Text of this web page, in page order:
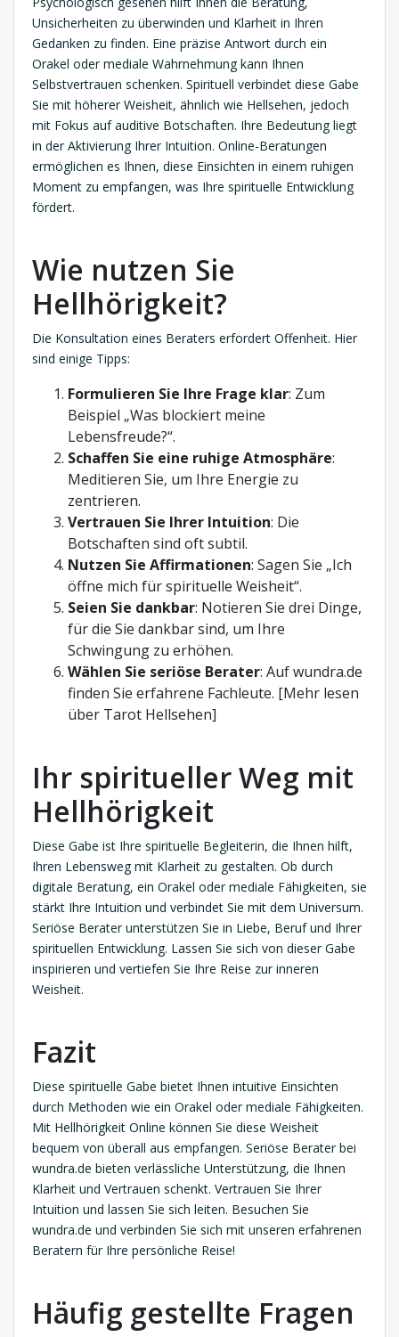
Unsicherheiten zu überwinden und Klarheit in Ihren
Gedanken zu finden. Eine präzise Antwort durch ein
Orakel oder mediale Wahrnehmung kann Ihnen
Selbstvertrauen schenken. Spirituell verbindet diese Gabe
Sie mit höherer Weisheit, ähnlich wie Hellsehen, jedoch
mit Fokus auf auditive Botschaften. Ihre Bedeutung liegt
in der Aktivierung Ihrer Intuition. Online-Beratungen
ermöglichen es Ihnen, diese Einsichten in einem ruhigen
Moment zu empfangen, was Ihre spirituelle Entwicklung
fördert.
Wie nutzen Sie
Hellhörigkeit?
Die Konsultation eines Beraters erfordert Offenheit. Hier
sind einige Tipps:
Formulieren Sie Ihre Frage klar: Zum
Beispiel „Was blockiert meine
Lebensfreude?“.
Schaffen Sie eine ruhige Atmosphäre:
Meditieren Sie, um Ihre Energie zu
zentrieren.
Vertrauen Sie Ihrer Intuition: Die
Botschaften sind oft subtil.
Nutzen Sie Affirmationen: Sagen Sie „Ich
öffne mich für spirituelle Weisheit“.
Seien Sie dankbar: Notieren Sie drei Dinge,
für die Sie dankbar sind, um Ihre
Schwingung zu erhöhen.
Wählen Sie seriöse Berater: Auf wundra.de
finden Sie erfahrene Fachleute. [Mehr lesen
über Tarot Hellsehen]
Ihr spiritueller Weg mit
Hellhörigkeit
Diese Gabe ist Ihre spirituelle Begleiterin, die Ihnen hilft,
Ihren Lebensweg mit Klarheit zu gestalten. Ob durch
digitale Beratung, ein Orakel oder mediale Fähigkeiten, sie
stärkt Ihre Intuition und verbindet Sie mit dem Universum.
Seriöse Berater unterstützen Sie in Liebe, Beruf und Ihrer
spirituellen Entwicklung. Lassen Sie sich von dieser Gabe
inspirieren und vertiefen Sie Ihre Reise zur inneren
Weisheit.
Fazit
Diese spirituelle Gabe bietet Ihnen intuitive Einsichten
durch Methoden wie ein Orakel oder mediale Fähigkeiten.
Mit Hellhörigkeit Online können Sie diese Weisheit
bequem von überall aus empfangen. Seriöse Berater bei
wundra.de bieten verlässliche Unterstützung, die Ihnen
Klarheit und Vertrauen schenkt. Vertrauen Sie Ihrer
Intuition und lassen Sie sich leiten. Besuchen Sie
wundra.de und verbinden Sie sich mit unseren erfahrenen
Beratern für Ihre persönliche Reise!
Häufig gestellte Fragen